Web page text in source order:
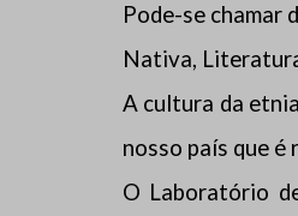
Pode-se
Nativa,
A cultura da
nosso país que é
O Laboratório